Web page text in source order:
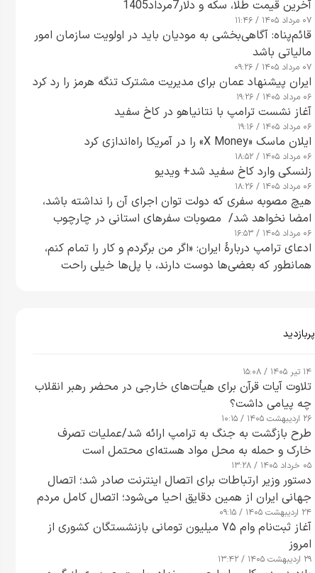
آخرین قیمت طلا، سکه و دلار7مرداد1405
۰۷ مرداد ۱۴۰۵ / ۱۱:۴۶
قائم‌پناه: آگاهی‌بخشی به مودیان باید در اولویت سازمان امور
مالیاتی باشد
۰۷ مرداد ۱۴۰۵ / ۰۹:۲۶
ایران پیشنهاد عمان برای مدیریت مشترک تنگه هرمز را رد کرد
۰۶ مرداد ۱۴۰۵ / ۱۹:۲۶
آغاز نشست ترامپ با نتانیاهو در کاخ سفید
۰۶ مرداد ۱۴۰۵ / ۱۹:۱۶
ایلان ماسک «X Money» را در آمریکا راه‌اندازی کرد
۰۶ مرداد ۱۴۰۵ / ۱۸:۵۲
زلنسکی وارد کاخ سفید شد+ ویدیو
۰۶ مرداد ۱۴۰۵ / ۱۸:۲۶
هیچ مصوبه سفری که دولت توان اجرای آن را نداشته باشد،
امضا نخواهد شد/ مصوبات سفرهای استانی در چارچوب
قانون بودجه است+ عکس
۰۶ مرداد ۱۴۰۵ / ۱۶:۵۳
ادعای ترامپ دربارهٔ ایران: «اگر من برگردم و کار را تمام کنم،
همانطور که بعضی‌ها دوست دارند، با پل‌ها خیلی راحت
پربازدید
۱۴ تیر ۱۴۰۵ / ۱۵:۰۸
تلاوت آیات قرآن برای هیأت‌های خارجی در محضر رهبر انقلاب
چه پیامی داشت؟
۲۶ اردیبهشت ۱۴۰۵ / ۱۰:۱۵
طرح‌ بازگشت به جنگ به ترامپ ارائه شد/عملیات تصرف
خارک و حمله به محل مواد هسته‌ای محتمل است
۰۵ خرداد ۱۴۰۵ / ۱۳:۲۸
دستور وزیر ارتباطات برای اتصال اینترنت صادر شد؛ اتصال
جهانی ایران از همین دقایق احیا می‌شود؛ اتصال کامل مردم
تا ۲۴ ساعت آینده
۲۴ اردیبهشت ۱۴۰۵ / ۰۹:۱۵
آغاز ثبت‌نام وام ۷۵ میلیون تومانی بازنشستگان کشوری از
امروز
۲۹ اردیبهشت ۱۴۰۵ / ۱۳:۴۲